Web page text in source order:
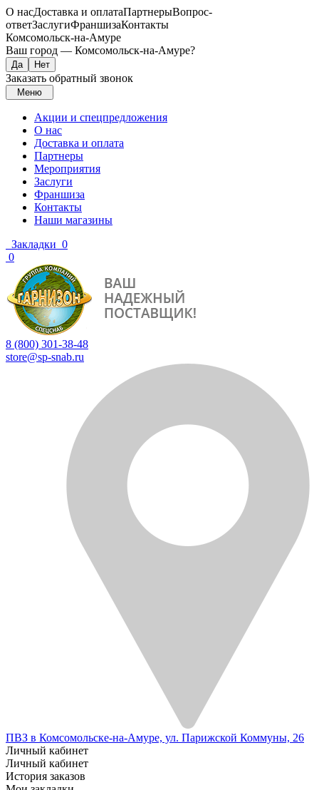
О насДоставка и оплатаПартнерыВопрос-
ответЗаслугиФраншизаКонтакты
Комсомольск-на-Амуре
Ваш город — Комсомольск-на-Амуре?
Заказать обратный звонок
Меню
Акции и спецпредложения
О нас
Доставка и оплата
Партнеры
Мероприятия
Заслуги
Франшиза
Контакты
Наши магазины
Закладки 0
0
8 (800) 301-38-48
store@sp-snab.ru
ПВЗ в Комсомольске-на-Амуре, ул. Парижской Коммуны, 26
Личный кабинет
Личный кабинет
История заказов